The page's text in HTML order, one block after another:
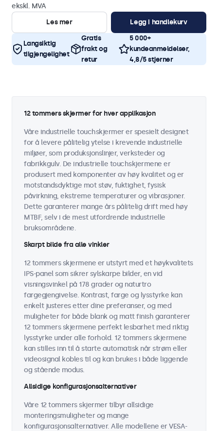
ekskl. MVA
Les mer
Legg i handlekurv
Langsiktig
tilgjengelighet
Gratis
frakt og
retur
5 000+
kundeanmeldelser,
4,8/5 stjerner
12 tommers skjermer for hver applikasjon
Våre industrielle touchskjermer er spesielt designet
for å levere pålitelig ytelse i krevende industrielle
miljøer, som produksjonslinjer, verksteder og
fabrikkgulv. De industrielle touchskjermene er
produsert med komponenter av høy kvalitet og er
motstandsdyktige mot støv, fuktighet, fysisk
påvirkning, ekstreme temperaturer og vibrasjoner.
Dette garanterer mange års pålitelig drift med høy
MTBF, selv i de mest utfordrende industrielle
bruksområdene.
Skarpt bilde fra alle vinkler
12 tommers skjermene er utstyrt med et høykvalitets
IPS-panel som sikrer sylskarpe bilder, en vid
visningsvinkel på 178 grader og naturtro
fargegjengivelse. Kontrast, farge og lysstyrke kan
enkelt justeres etter dine preferanser, og med
muligheter for både blank og matt finish garanterer
12 tommers skjermene perfekt lesbarhet med riktig
lysstyrke under alle forhold. 12 tommers skjermene
kan stilles inn til å starte automatisk når strøm eller
videosignal kobles til og kan brukes i både liggende
og stående modus.
Allsidige konfigurasjonsalternativer
Våre 12 tommers skjermer tilbyr allsidige
monteringsmuligheter og mange
konfigurasjonsalternativer. Alle modellene er VESA-